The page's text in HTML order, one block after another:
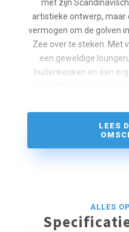
met zijn
artistieke ontwerp, maar
vermogen om de golven
Zee over te steken. Met
een geweldige
buitenkeuken en een
Nimbus T11 is de
dankzij de
leven op zee, met alle
LEES
ALLES